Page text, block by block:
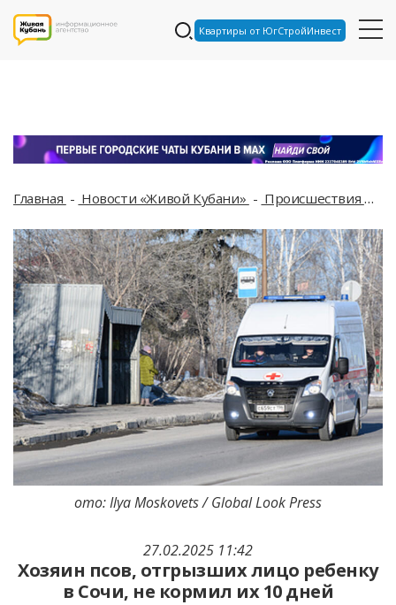
Квартиры от ЮгСтройИнвест
Главная Новости «Живой Кубани» Происшествия
27.02.2025 11:42
Хозяин псов, отгрызших лицо ребенку
в Сочи, не кормил их 10 дней
ото: Ilya Moskovets / Global Look Press